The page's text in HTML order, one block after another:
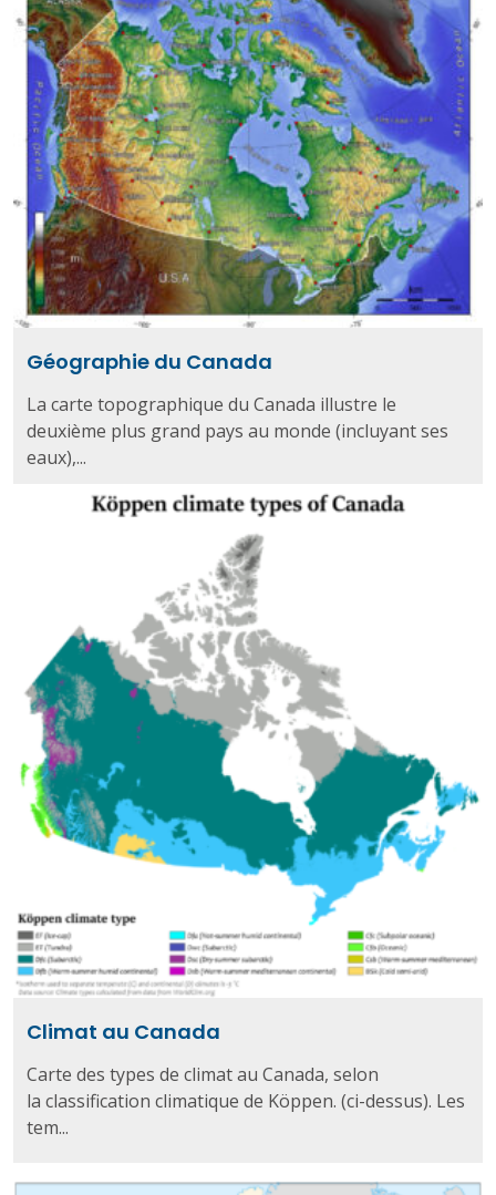
Géographie du Canada
La carte topographique du Canada illustre le
deuxième plus grand pays au monde (incluyant ses
eaux),...
Climat au Canada
Carte des types de climat au Canada, selon
la classification climatique de Köppen. (ci-dessus). Les
tem...